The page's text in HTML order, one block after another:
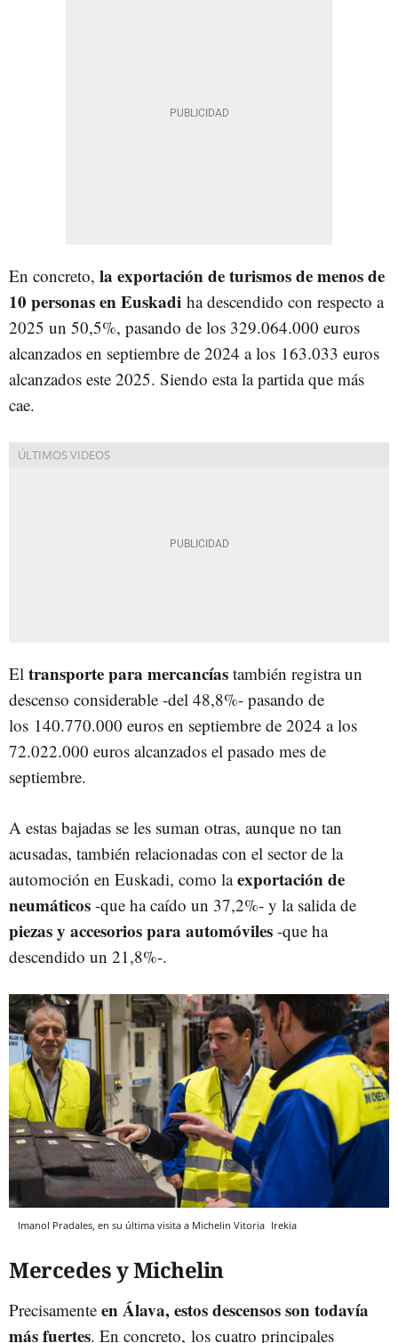
En concreto, la exportación de turismos de menos de
10 personas en Euskadi ha descendido con respecto a
2025 un 50,5%, pasando de los 329.064.000 euros
alcanzados en septiembre de 2024 a los 163.033 euros
alcanzados este 2025. Siendo esta la partida que más
cae.
El transporte para mercancías también registra un
descenso considerable -del 48,8%- pasando de
los 140.770.000 euros en septiembre de 2024 a los
72.022.000 euros alcanzados el pasado mes de
septiembre.
A estas bajadas se les suman otras, aunque no tan
acusadas, también relacionadas con el sector de la
automoción en Euskadi, como laexportación de
neumáticos -que ha caído un 37,2%- y la salida de
piezas y accesorios para automóviles -que ha
descendido un 21,8%-.
Imanol Pradales, en su última visita a Michelin Vitoria Irekia
Mercedes y Michelin
Precisamente en Álava, estos descensos son todavía
más fuertes. En concreto, los cuatro principales